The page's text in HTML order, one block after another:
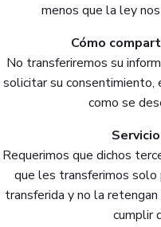
menos que la ley
Cómo
No transferiremos su
solicitar su consentimiento,
como se
Requerimos que dichos
que les transferimos
transferida y no la
cumplir